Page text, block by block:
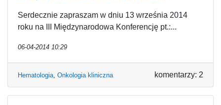
Serdecznie zapraszam w dniu 13 września 2014
roku na III Międzynarodowa Konferencję pt.:...
06-04-2014 10:29
Hematologia, Onkologia kliniczna komentarzy: 2